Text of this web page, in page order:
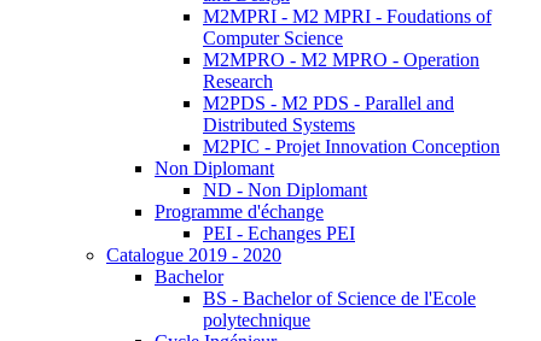
M2MPRI - M2 MPRI - Foudations of
Computer Science
M2MPRO - M2 MPRO - Operation
Research
M2PDS - M2 PDS - Parallel and
Distributed Systems
M2PIC - Projet Innovation Conception
Non Diplomant
ND - Non Diplomant
Programme d'échange
PEI - Echanges PEI
Catalogue 2019 - 2020
Bachelor
BS - Bachelor of Science de l'Ecole
polytechnique